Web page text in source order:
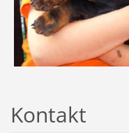
Kontakt